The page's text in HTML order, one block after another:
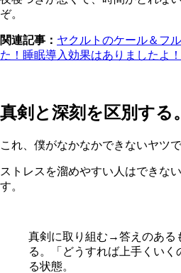
ぞ。
関連記事： ヤクルトのケール＆フ
た！睡眠導入効果はありましたよ
真剣と深刻を区別する。
これ、僕がなかなかできないヤツで
ストレスを溜めやすい人はできな
す。
真剣に取り組む→答えのある
る。「どうすれば上手くいく
る状態。